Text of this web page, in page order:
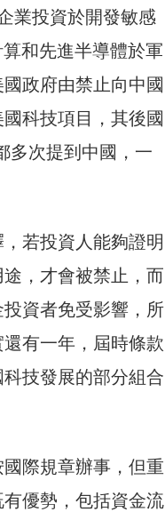
業投資於開發敏感
和先進半導體於軍
政府由禁止向中國
科技項目，其後國
多次提到中國，一
若投資人能夠證明
，才會被禁止，而
資者免受影響，所
有一年，屆時條款
技發展的部分組合
際規章辦事，但重
優勢，包括資金流